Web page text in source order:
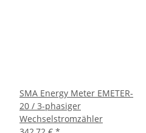
SMA Energy Meter EMETER-
20 / 3-phasiger
Wechselstromzähler